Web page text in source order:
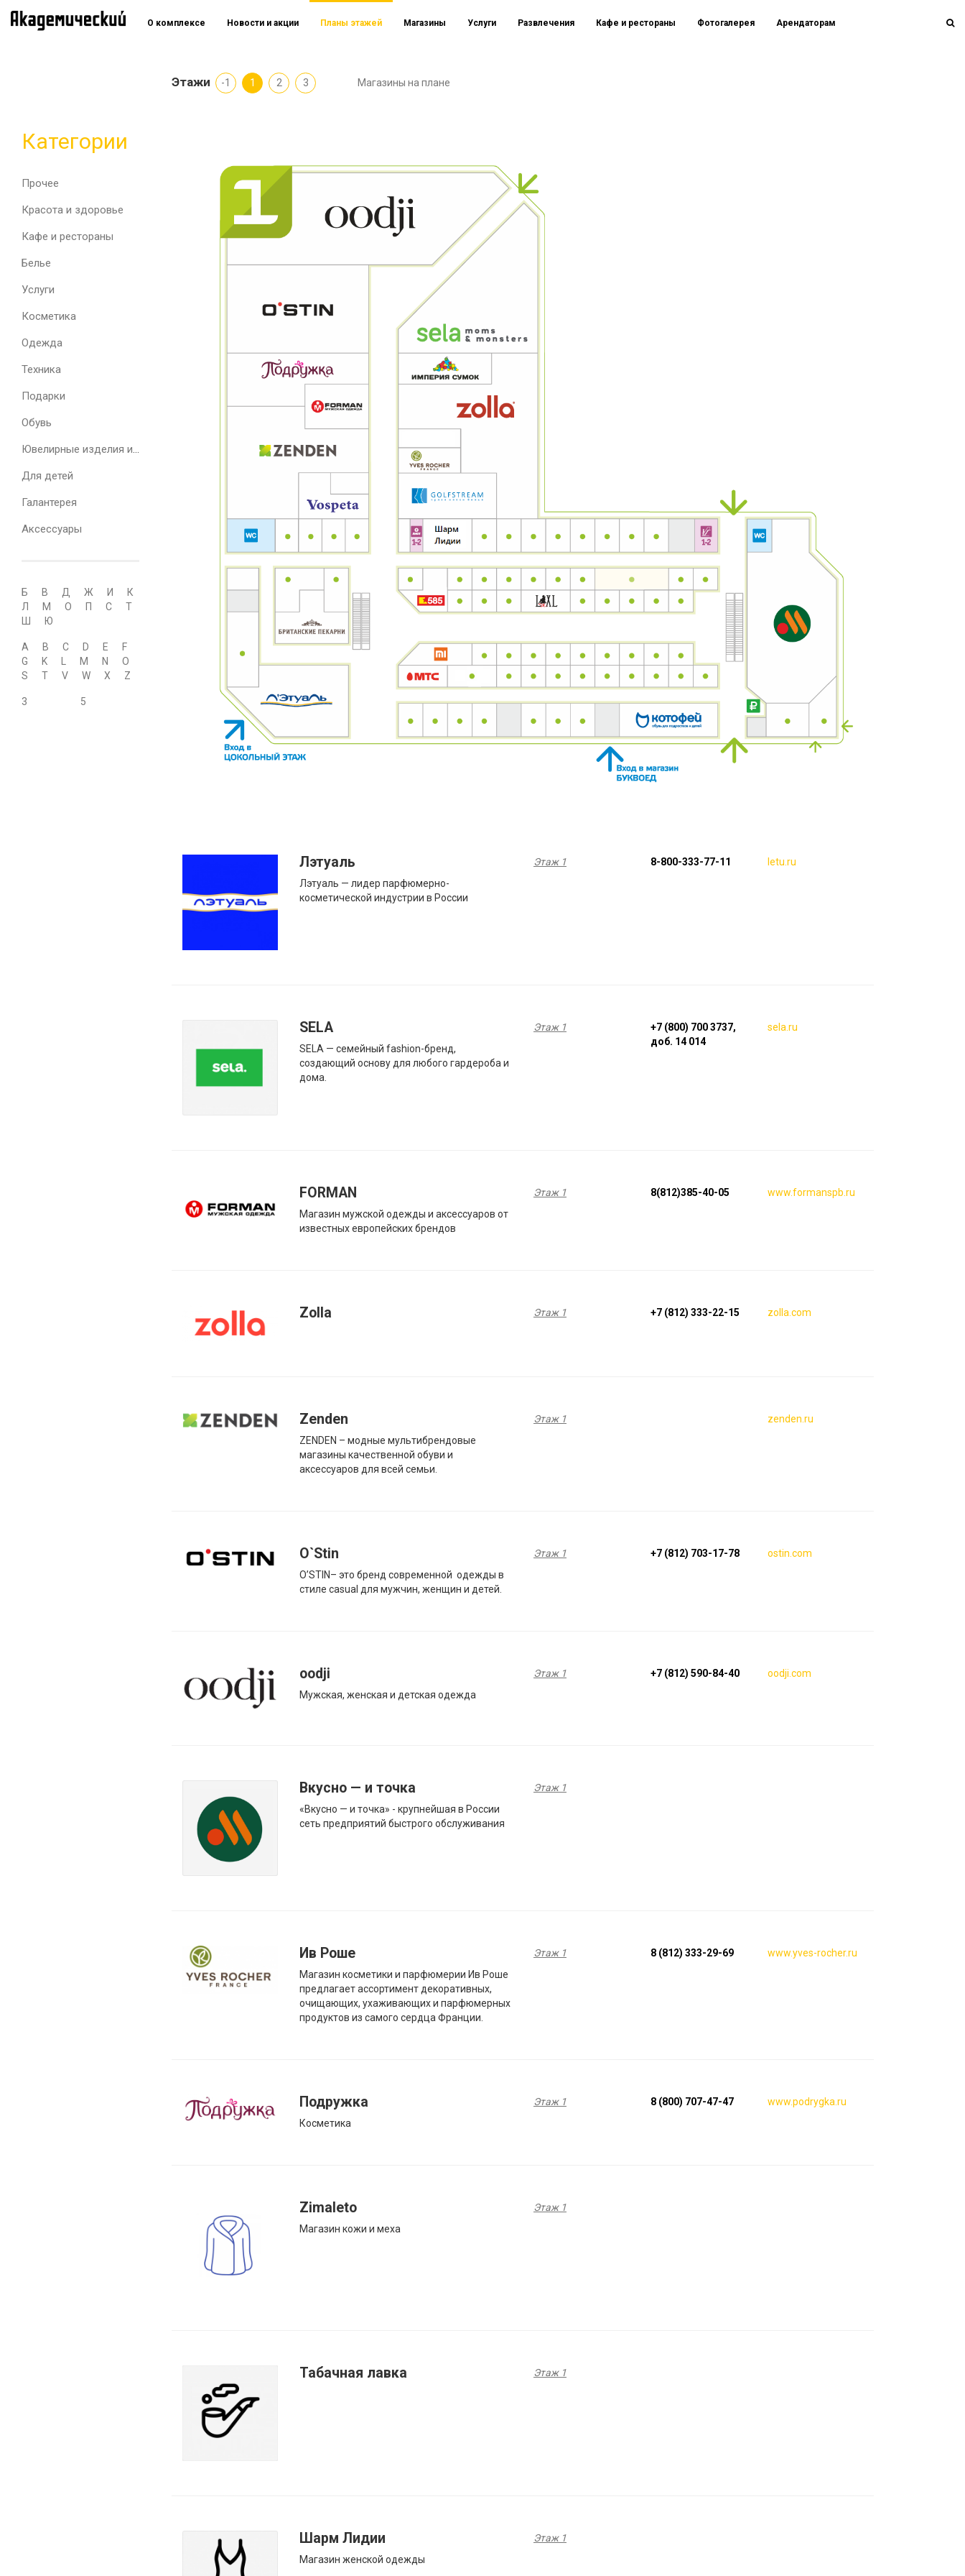
Категории
Прочее
Красота и здоровье
Кафе и рестораны
Белье
Услуги
Косметика
Одежда
Техника
Подарки
Обувь
Для детей
Галантерея
Аксессуары
Б В Д Ж И
К
Л
М О П С
Т
Ю
A B C D E
F
G
K M N
O
S
T V W X Z
3 5
О комплексе Новости и акции Планы этажей Магазины Услуги Развлечения Кафе и рестораны Фотогалерея Арендаторам
Этажи -1 1 2 3 Магазины на плане
Лэтуаль
Лэтуаль — лидер парфюмерно-
косметической индустрии в России
Этаж 1 8-800-333-77-11 letu.ru
SELA
SELA — семейный fashion-бренд,
создающий основу для любого гардероба и
дома.
Этаж 1
+7 (800) 700 3737,
доб. 14 014
sela.ru
FORMAN
Магазин мужской одежды и аксессуаров от
известных европейских брендов
Этаж 1 8(812)385-40-05 www.formanspb.ru
Zolla Этаж 1 +7 (812) 333-22-15 zolla.com
Zenden
ZENDEN – модные мультибрендовые
магазины качественной обуви и
аксессуаров для всей семьи.
Этаж 1 zenden.ru
O`Stin
O’STIN– это бренд современной одежды в
стиле casual для мужчин, женщин и детей.
Этаж 1 +7 (812) 703-17-78 ostin.com
oodji
Мужская, женская и детская одежда
Этаж 1 +7 (812) 590-84-40 oodji.com
Вкусно — и точка
«Вкусно — и точка» - крупнейшая в России
сеть предприятий быстрого обслуживания
Этаж 1
Ив Роше
Магазин косметики и парфюмерии Ив Роше
предлагает ассортимент декоративных,
очищающих, ухаживающих и парфюмерных
продуктов из самого сердца Франции.
Этаж 1 8 (812) 333-29-69 www.yves-rocher.ru
Подружка
Косметика
Этаж 1 8 (800) 707-47-47 www.podrygka.ru
Zimaleto
Магазин кожи и меха
Этаж 1
Табачная лавка Этаж 1
Шарм Лидии
Магазин женской одежды
Этаж 1